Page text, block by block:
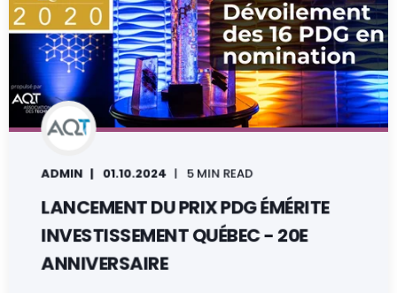
ADMIN 01.10.2024 5 MIN READ
LANCEMENT DU PRIX PDG ÉMÉRITE
INVESTISSEMENT QUÉBEC - 20E
ANNIVERSAIRE